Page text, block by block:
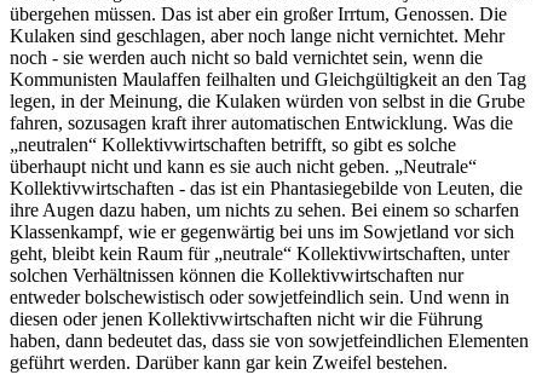
übergehen müssen. Das ist aber ein großer Irrtum, Genossen. Die
Kulaken sind geschlagen, aber noch lange nicht vernichtet. Mehr
noch - sie werden auch nicht so bald vernichtet sein, wenn die
Kommunisten Maulaffen feilhalten und Gleichgültigkeit an den Tag
legen, in der Meinung, die Kulaken würden von selbst in die Grube
fahren, sozusagen kraft ihrer automatischen Entwicklung. Was die
„neutralen“ Kollektivwirtschaften betrifft, so gibt es solche
überhaupt nicht und kann es sie auch nicht geben. „Neutrale“
Kollektivwirtschaften - das ist ein Phantasiegebilde von Leuten, die
ihre Augen dazu haben, um nichts zu sehen. Bei einem so scharfen
Klassenkampf, wie er gegenwärtig bei uns im Sowjetland vor sich
geht, bleibt kein Raum für „neutrale“ Kollektivwirtschaften, unter
solchen Verhältnissen können die Kollektivwirtschaften nur
entweder bolschewistisch oder sowjetfeindlich sein. Und wenn in
diesen oder jenen Kollektivwirtschaften nicht wir die Führung
haben, dann bedeutet das, dass sie von sowjetfeindlichen Elementen
geführt werden. Darüber kann gar kein Zweifel bestehen.